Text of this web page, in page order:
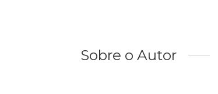
Sobre o Autor